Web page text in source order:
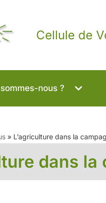
Cellule de
nous ?
» L’agriculture dans la
dans